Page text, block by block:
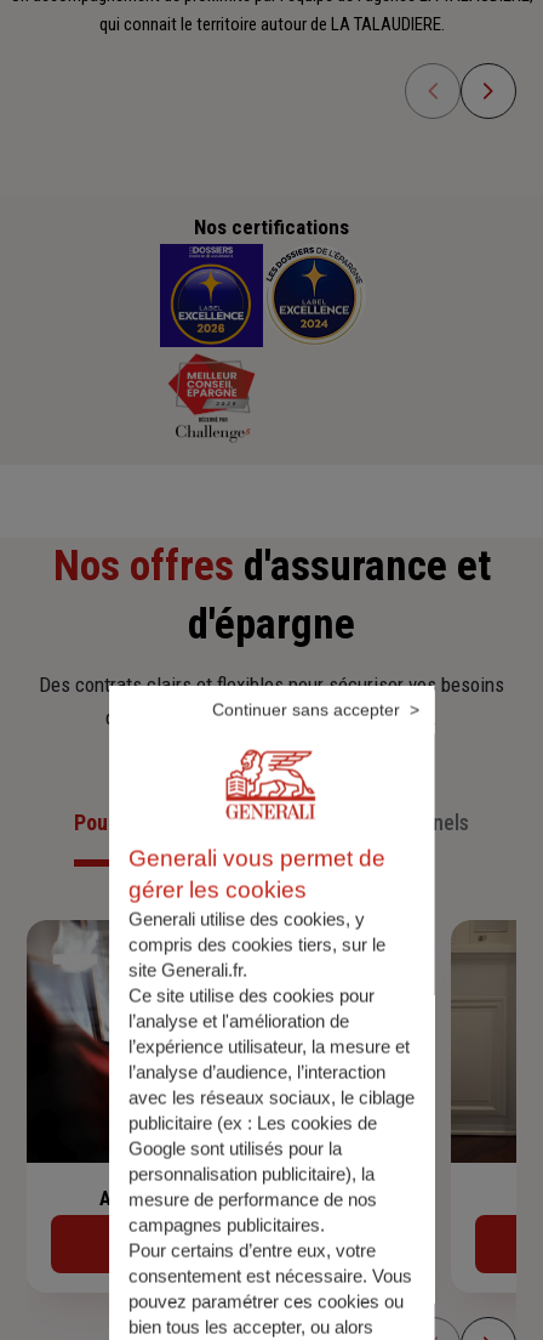
qui connait le territoire autour de LA TALAUDIERE.
Nos certifications
Nos offres d'assurance et
d'épargne
Des contrats clairs et flexibles pour sécuriser vos besoins
d’aujourd’hui et anticiper ceux de demain.
Pour les particuliersPour les professionnels
Assurance de prêt immobilier
Découvrir
Generali vous permet de
gérer les cookies
Generali utilise des cookies, y
compris des cookies tiers, sur le
site Generali.fr.
Ce site utilise des cookies pour
l’analyse et l'amélioration de
l’expérience utilisateur, la mesure et
l’analyse d’audience, l’interaction
avec les réseaux sociaux, le ciblage
publicitaire (ex : Les cookies de
Google sont utilisés pour la
personnalisation publicitaire), la
mesure de performance de nos
campagnes publicitaires.
Pour certains d’entre eux, votre
consentement est nécessaire. Vous
pouvez paramétrer ces cookies ou
bien tous les accepter, ou alors
Continuer sans accepter